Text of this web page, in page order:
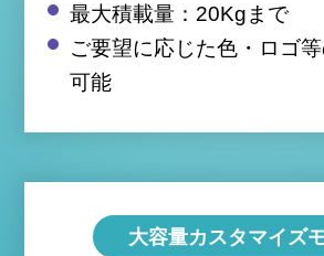
最大積載量：20Kgまで
ご要望に応じた色・ロゴ
可能
大容量カスタマイズ